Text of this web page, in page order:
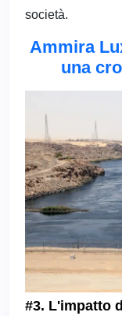
società.
Ammira
una
#3. L'impatto